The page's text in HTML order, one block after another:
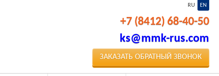
+7 (8412) 68-40-50
ks@mmk-rus.com
ЗАКАЗАТЬ ОБРАТНЫЙ ЗВОНОК
RU EN